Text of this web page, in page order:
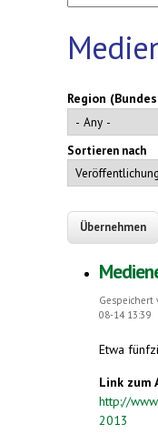
Region
Sortieren nach
Gespeichert
08-14 13:39
Etwa
Link zum
http://
2013